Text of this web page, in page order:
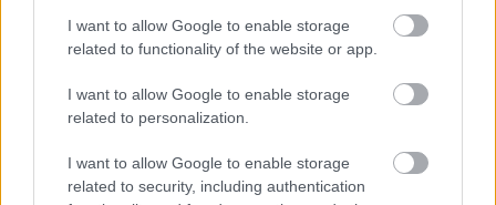
I want to allow Google to enable storage
related to functionality of the website or app.
I want to allow Google to enable storage
related to personalization.
I want to allow Google to enable storage
related to security, including authentication
este partido y
jugadores como Íñigo Pérez, Areso u Oier
pueden ser de la partida.
Real Sociedad: Oyarzabal no está descartado
gran duda de Mikel Oyarzabal. Imanol comentó en la rueda
de prensa previa al partido contra el Celta que el atacante